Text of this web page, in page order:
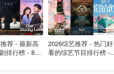
Reuters ，版权属于原作者
荐 - 最新高
排行榜 - 8月
2026综艺推荐 - 热门好
看的综艺节目排行榜 -